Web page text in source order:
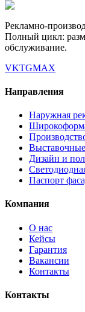
Рекламно-
Полный цикл:
обслуживание.
VKTGMAX
Направления
Наружная
Дизайн и
Паспорт
Компания
О нас
Кейсы
Гарантия
Вакансии
Контакты
Контакты